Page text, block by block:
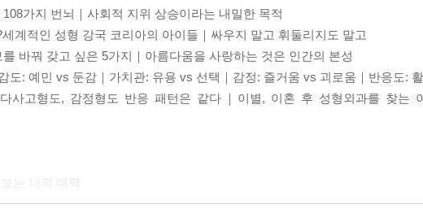
가지 번뇌｜사회적 지위 상승이라는 내밀한 목적
세계적인 성형 강국 코리아의 아이들｜싸우지 말고 휘둘리지도 말고
바꿔 갖고 싶은 5가지｜아름다움을 사랑하는 것은 인간의 본성
도: 예민 vs 둔감｜가치관: 유용 vs 선택｜감정: 즐거움 vs 괴로움｜반응도:
사고형도, 감정형도 반응 패턴은 같다｜이별, 이혼 후 성형외과를 찾는